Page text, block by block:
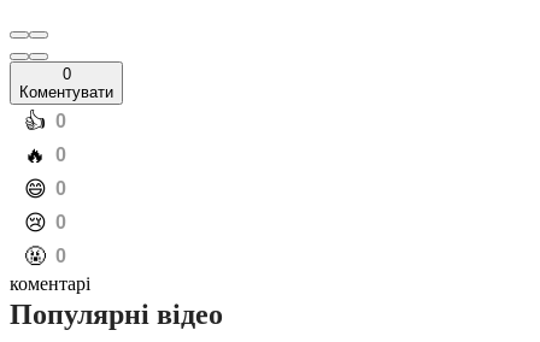
0
Коментувати
️👍 0
️🔥 0
️😄 0
️😢 0
️🤬 0
коментарі